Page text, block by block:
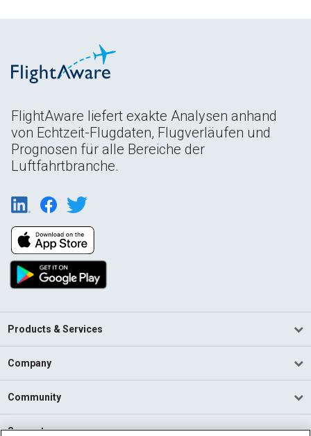
FlightAware liefert exakte Analysen anhand
von Echtzeit-Flugdaten, Flugverläufen und
Prognosen für alle Bereiche der
Luftfahrtbranche.
Products & Services
Company
Community
Support